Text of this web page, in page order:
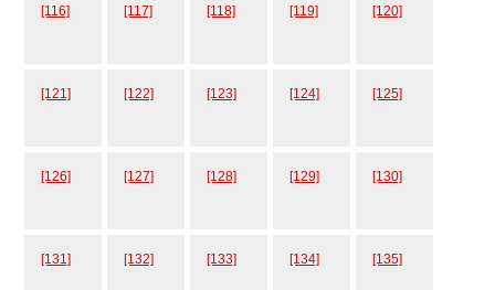
[116] [117] [118] [119] [120]
[121] [122] [123] [124] [125]
[126] [127] [128] [129] [130]
[131] [132] [133] [134] [135]